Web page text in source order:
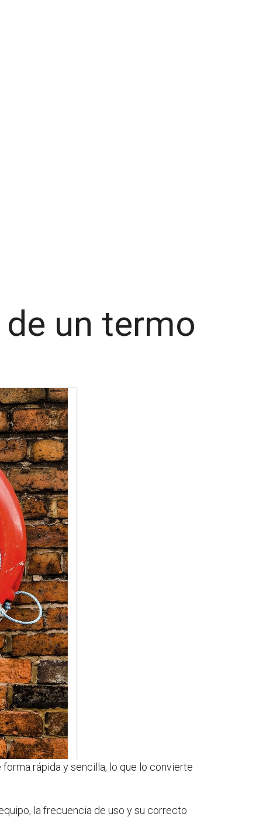
un termo
rápida y sencilla, lo que lo convierte
la frecuencia de uso y su correcto